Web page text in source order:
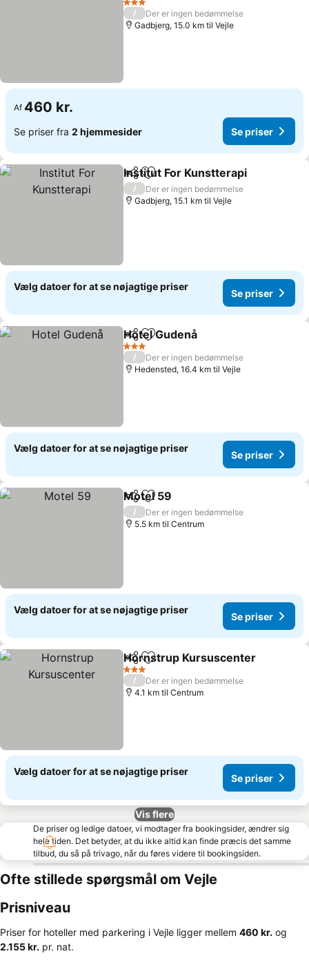
3 Stjerner
/
Der er ingen bedømmelse
Gadbjerg, 15.0 km til Vejle
Af 460 kr.
Se priser fra 2 hjemmesider Se priser
Del Føj til favoritter
Institut For Kunstterapi
/
Der er ingen bedømmelse
Gadbjerg, 15.1 km til Vejle
Vælg datoer for at se nøjagtige priser
Se priser
Del Føj til favoritter
Hotel Gudenå
3 Stjerner
/
Der er ingen bedømmelse
Hedensted, 16.4 km til Vejle
Vælg datoer for at se nøjagtige priser
Se priser
Del Føj til favoritter
Motel 59
/
Der er ingen bedømmelse
5.5 km til Centrum
Vælg datoer for at se nøjagtige priser
Se priser
Del Føj til favoritter
Hornstrup Kursuscenter
3 Stjerner
/
Der er ingen bedømmelse
4.1 km til Centrum
Vælg datoer for at se nøjagtige priser
Se priser
Vis flere
De priser og ledige datoer, vi modtager fra bookingsider, ændrer sig
hele tiden. Det betyder, at du ikke altid kan finde præcis det samme
tilbud, du så på trivago, når du føres videre til bookingsiden.
Ofte stillede spørgsmål om Vejle
Prisniveau
Priser for hoteller med parkering i Vejle ligger mellem ‎460 kr. og
‎2.155 kr. pr. nat.